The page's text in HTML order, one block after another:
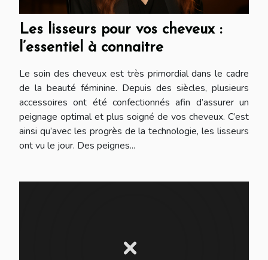
Les lisseurs pour vos cheveux :
l’essentiel à connaitre
Le soin des cheveux est très primordial dans le cadre
de la beauté féminine. Depuis des siècles, plusieurs
accessoires ont été confectionnés afin d’assurer un
peignage optimal et plus soigné de vos cheveux. C’est
ainsi qu’avec les progrès de la technologie, les lisseurs
ont vu le jour. Des peignes...